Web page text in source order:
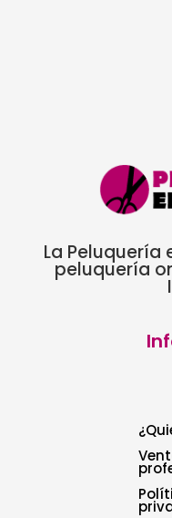
La Peluquería
peluquería